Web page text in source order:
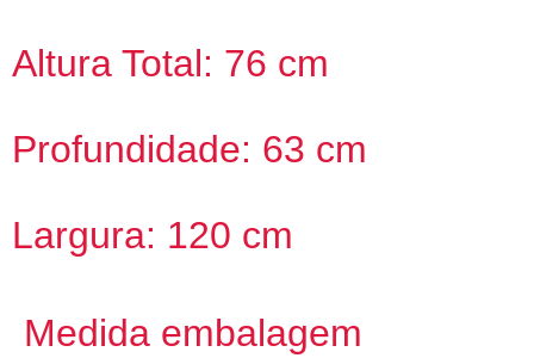
Altura Total: 76 cm
Profundidade: 63 cm
Largura: 120 cm
Medida embalagem